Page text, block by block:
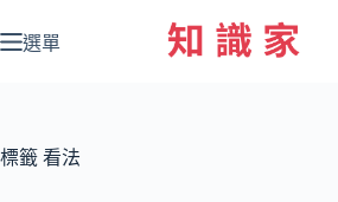
至
容
選單
標籤 看法